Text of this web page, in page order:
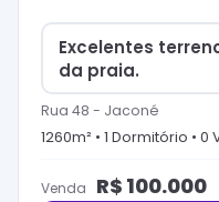
Excelentes
da praia.
Rua 48 - Jaconé
1260m² • 1 Dormitório • 0
Venda R$ 100.000